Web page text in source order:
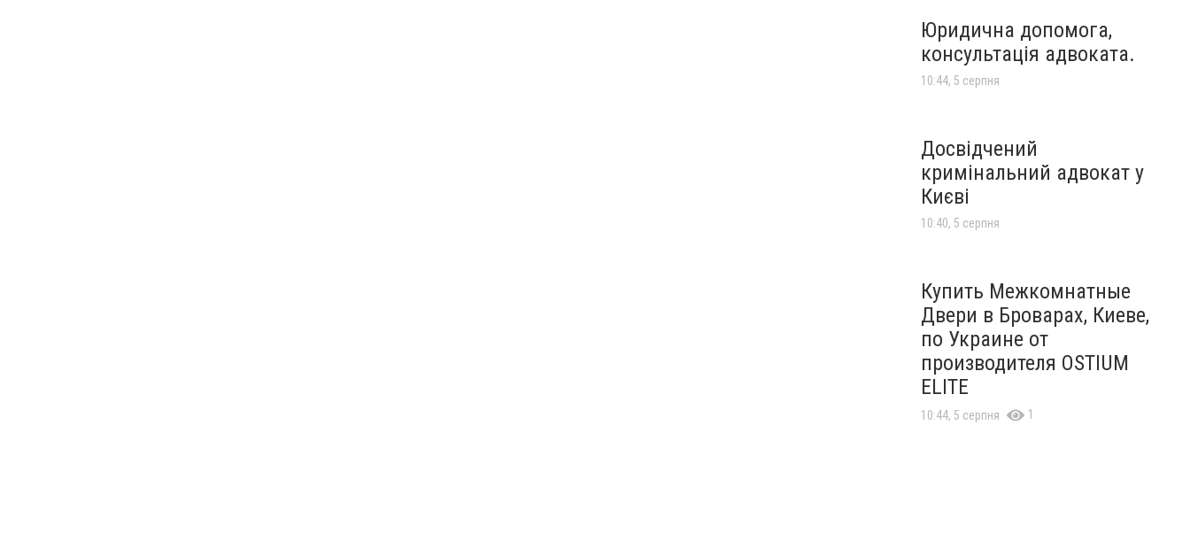
Юридична допомога,
консультація адвоката.
10:44, 5 серпня
Досвідчений
кримінальний адвокат у
Києві
10:40, 5 серпня
Купить Межкомнатные
Двери в Броварах, Киеве,
по Украине от
производителя OSTIUM
ELITE
10:44, 5 серпня 1